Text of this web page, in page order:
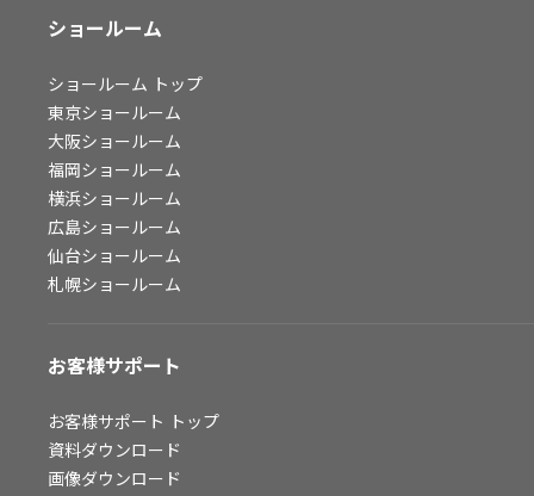
ショールーム
ショールーム トップ
東京ショールーム
大阪ショールーム
福岡ショールーム
横浜ショールーム
広島ショールーム
仙台ショールーム
札幌ショールーム
お客様サポート
お客様サポート トップ
資料ダウンロード
画像ダウンロード